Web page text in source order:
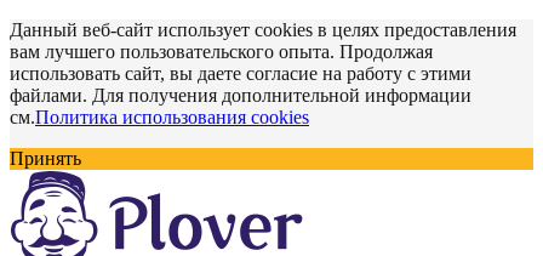
Данный веб-сайт использует cookies в целях предоставления
вам лучшего пользовательского опыта. Продолжая
использовать сайт, вы даете согласие на работу с этими
файлами. Для получения дополнительной информации
см.Политика использования cookies
Принять